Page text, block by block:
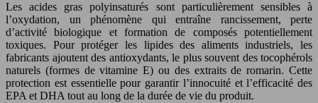
Les acides gras polyinsaturés sont particulièrement sensibles à
l’oxydation, un phénomène qui entraîne rancissement, perte
d’activité biologique et formation de composés potentiellement
toxiques. Pour protéger les lipides des aliments industriels, les
fabricants ajoutent des antioxydants, le plus souvent des tocophérols
naturels (formes de vitamine E) ou des extraits de romarin. Cette
protection est essentielle pour garantir l’innocuité et l’efficacité des
EPA et DHA tout au long de la durée de vie du produit.